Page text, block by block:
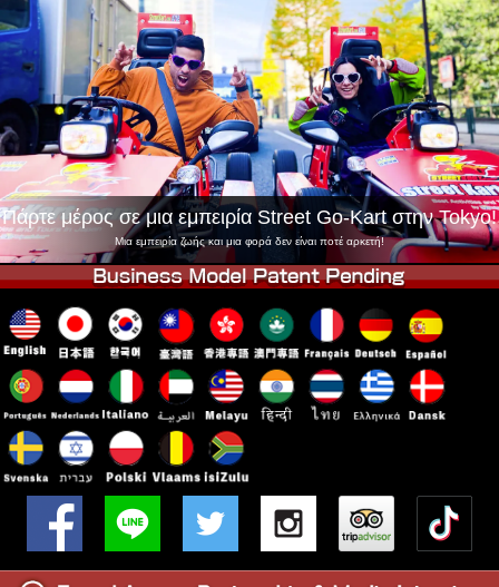
Εταιρεία Κράτηση
Αλλαγή Καταστήματος
Τόκιο Σινάγαουα #1 Τόκιο Ακίχαμπαρα #1
Τόκιο Ακίχαμπαρα #2 Τόκιο Σιμπούγια
Τόκιο Σιμπούγια Annex Τόκιο Κόλπος
Τόκιο Ασακούσα Οσάκα
Οκινάουα
Πάρτε μέρος σε μια εμπειρία Street Go-Kart στην Tokyo!
Μια εμπειρία ζωής και μια φορά δεν είναι ποτέ αρκετή!